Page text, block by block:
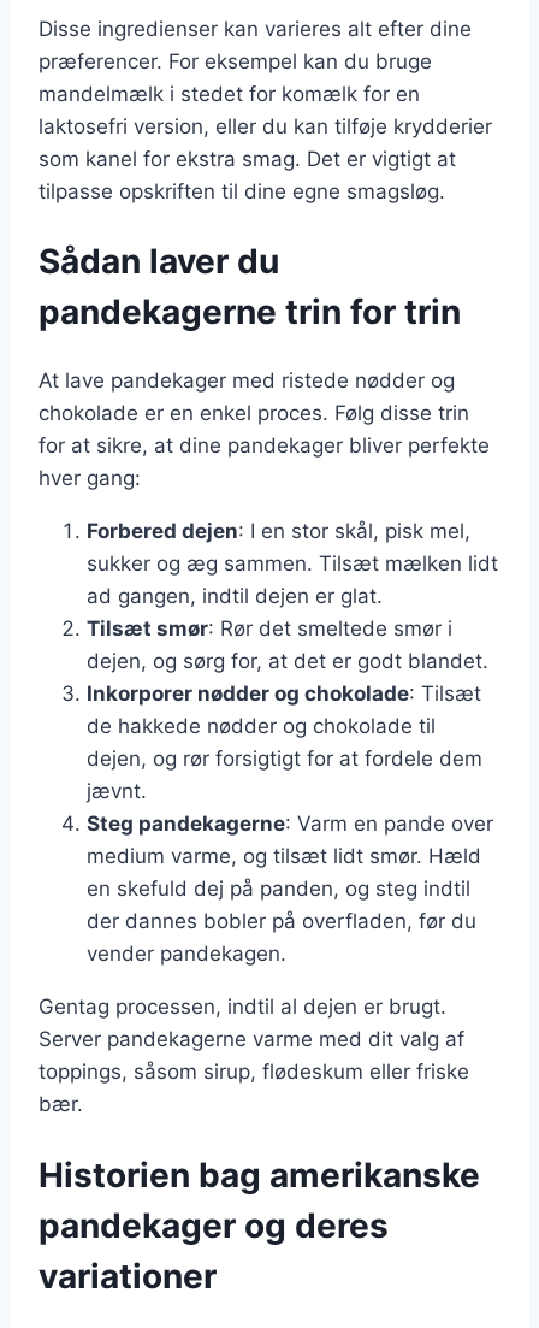
Disse ingredienser kan varieres alt efter dine
præferencer. For eksempel kan du bruge
mandelmælk i stedet for komælk for en
laktosefri version, eller du kan tilføje krydderier
som kanel for ekstra smag. Det er vigtigt at
tilpasse opskriften til dine egne smagsløg.
Sådan laver du
pandekagerne trin for trin
At lave pandekager med ristede nødder og
chokolade er en enkel proces. Følg disse trin
for at sikre, at dine pandekager bliver perfekte
hver gang:
Forbered dejen: I en stor skål, pisk mel,
sukker og æg sammen. Tilsæt mælken lidt
ad gangen, indtil dejen er glat.
Tilsæt smør: Rør det smeltede smør i
dejen, og sørg for, at det er godt blandet.
Inkorporer nødder og chokolade: Tilsæt
de hakkede nødder og chokolade til
dejen, og rør forsigtigt for at fordele dem
jævnt.
Steg pandekagerne: Varm en pande over
medium varme, og tilsæt lidt smør. Hæld
en skefuld dej på panden, og steg indtil
der dannes bobler på overfladen, før du
vender pandekagen.
Gentag processen, indtil al dejen er brugt.
Server pandekagerne varme med dit valg af
toppings, såsom sirup, flødeskum eller friske
bær.
Historien bag amerikanske
pandekager og deres
variationer